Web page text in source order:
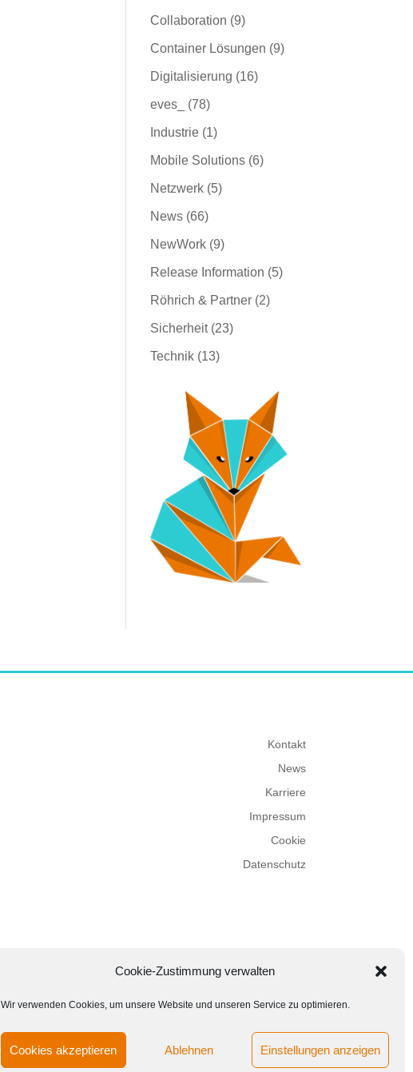
Cookie-Zustimmung verwalten
Wir verwenden Cookies, um unsere Website und unseren Service zu optimieren.
Cookies akzeptieren Ablehnen Einstellungen anzeigen
Collaboration (9)
Container Lösungen (9)
Digitalisierung (16)
eves_ (78)
Industrie (1)
Mobile Solutions (6)
Netzwerk (5)
News (66)
NewWork (9)
Release Information (5)
Röhrich & Partner (2)
Sicherheit(23)
Technik (13)
Kontakt
News
Karriere
Impressum
Cookie
Datenschutz